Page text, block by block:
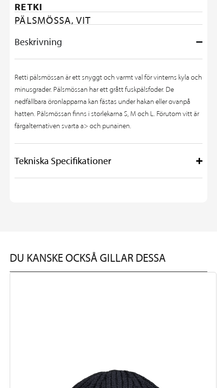
RETKI
PÄLSMÖSSA, VIT
Beskrivning
Retti pälsmössan är ett snyggt och varmt val för vinterns kyla och
minusgrader. Pälsmössan har ett grått fuskpälsfoder. De
nedfällbara öronlapparna kan fästas under hakan eller ovanpå
hatten. Pälsmössan finns i storlekarna S, M och L. Förutom vitt är
färgalternativen svarta a> och punainen.
Tekniska Specifikationer
DU KANSKE OCKSÅ GILLAR DESSA